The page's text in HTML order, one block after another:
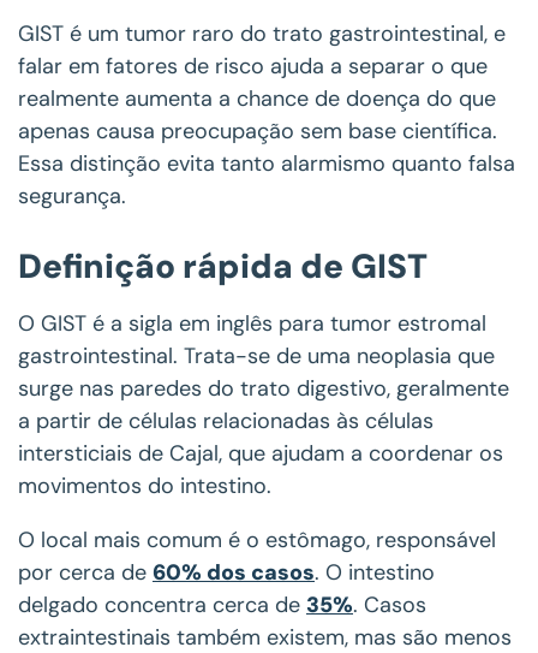
GIST é um tumor raro do trato gastrointestinal, e
falar em fatores de risco ajuda a separar o que
realmente aumenta a chance de doença do que
apenas causa preocupação sem base científica.
Essa distinção evita tanto alarmismo quanto falsa
segurança.
Definição rápida de GIST
O GIST é a sigla em inglês para tumor estromal
gastrointestinal. Trata-se de uma neoplasia que
surge nas paredes do trato digestivo, geralmente
a partir de células relacionadas às células
intersticiais de Cajal, que ajudam a coordenar os
movimentos do intestino.
O local mais comum é o estômago, responsável
por cerca de 60% dos casos. O intestino
delgado concentra cerca de 35%. Casos
extraintestinais também existem, mas são menos